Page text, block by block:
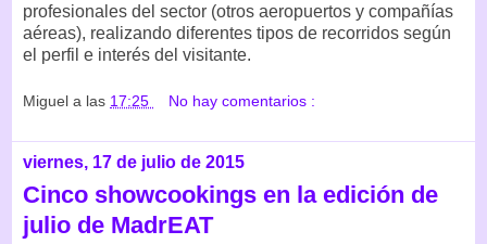
profesionales del sector (otros aeropuertos y compañías
aéreas), realizando diferentes tipos de recorridos según
el perfil e interés del visitante.
Miguel a las 17:25 No hay comentarios :
viernes, 17 de julio de 2015
Cinco showcookings en la edición de
julio de MadrEAT